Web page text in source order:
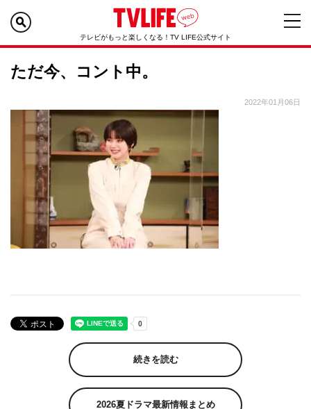
テレビがもっと楽しくなる！TV LIFE公式サイト
ただ今、コント中。
2022年01月06日
続きを読む
2026夏ドラマ最新情報まとめ